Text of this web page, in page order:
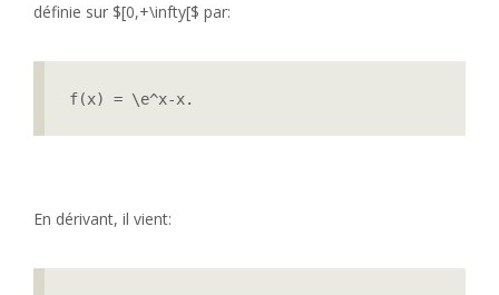
définie sur $[0,+\infty[$ par:
f(x) = \e^x-x.
En dérivant, il vient: